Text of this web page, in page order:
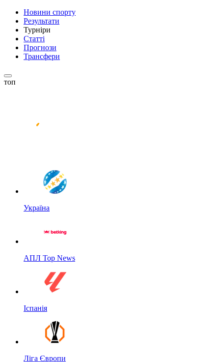
Новини спорту
Результати
Турніри
Статті
Прогнози
Трансфери
топ
Україна
АПЛ Top News
Іспанія
Ліга Європи